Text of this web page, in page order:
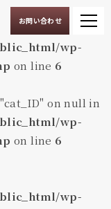
お問い合わせ
wp-
on line 6
on null in
wp-
on line 6
wp-